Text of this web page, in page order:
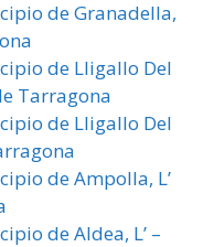
de Granadella,
de Lligallo Del
Tarragona
de Lligallo Del
de Ampolla, L’
de Aldea, L’ –